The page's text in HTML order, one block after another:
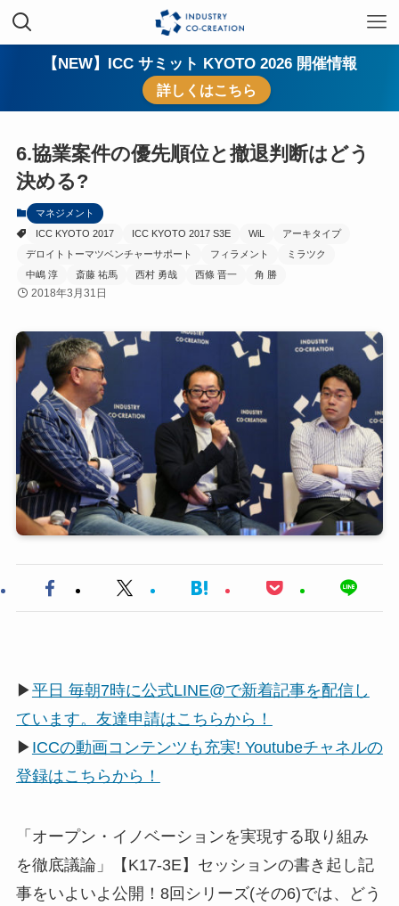
【NEW】ICC サミット KYOTO 2026 開催情報
詳しくはこちら
6.協業案件の優先順位と撤退判断はどう
決める?
マネジメント
ICC KYOTO 2017
ICC KYOTO 2017 S3E WiL
アーキタイプ
デロイトトーマツベンチャーサポート
フィラメント
ミラツク
中嶋 淳
斎藤 祐馬 西村 勇哉 西條 晋一 角 勝
2018年3月31日
▶平日 毎朝7時に公式LINE@で新着記事を配信し
ています。友達申請はこちらから！
▶ ICCの動画コンテンツも充実! Youtubeチャネルの
登録はこちらから！
「オープン・イノベーションを実現する取り組み
を徹底議論」【K17-3E】セッションの書き起し記
事をいよいよ公開！8回シリーズ(その6)では、どう